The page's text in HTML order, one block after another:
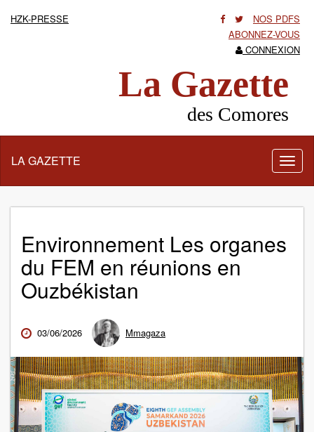
HZK-PRESSE
NOS PDFS
ABONNEZ-VOUS
CONNEXION
La Gazette
des Comores
la
LA GAZETTE
Environnement Les organes
du FEM en réunions en
Ouzbékistan
03/06/2026 Mmagaza